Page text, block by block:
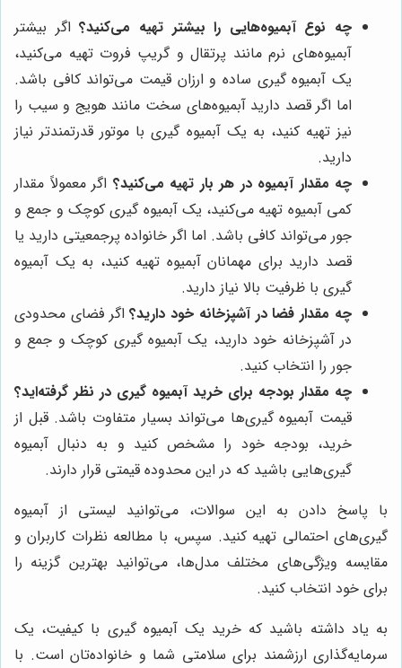
چه نوع آبمیوه‌هایی را بیشتر تهیه می‌کنید؟اگر بیشتر
آبمیوه‌های نرم مانند پرتقال و گریپ فروت تهیه می‌کنید،
یک آبمیوه گیری ساده و ارزان قیمت می‌تواند کافی باشد.
اما اگر قصد دارید آبمیوه‌های سخت مانند هویج و سیب را
نیز تهیه کنید، به یک آبمیوه گیری با موتور قدرتمندتر نیاز
دارید.
چه مقدار آبمیوه در هر بار تهیه می‌کنید؟ اگر معمولاً مقدار
کمی آبمیوه تهیه می‌کنید، یک آبمیوه گیری کوچک و جمع و
جور می‌تواند کافی باشد. اما اگر خانواده پرجمعیتی دارید یا
قصد دارید برای مهمانان آبمیوه تهیه کنید، به یک آبمیوه
گیری با ظرفیت بالا نیاز دارید.
چه مقدار فضا در آشپزخانه خود دارید؟اگر فضای محدودی
در آشپزخانه خود دارید، یک آبمیوه گیری کوچک و جمع و
جور را انتخاب کنید.
چه مقدار بودجه برای خرید آبمیوه گیری در نظر گرفته‌اید؟
قیمت آبمیوه گیری‌ها می‌تواند بسیار متفاوت باشد. قبل از
خرید، بودجه خود را مشخص کنید و به دنبال آبمیوه
گیری‌هایی باشید که در این محدوده قیمتی قرار دارند.
با پاسخ دادن به این سوالات، می‌توانید لیستی از آبمیوه
گیری‌های احتمالی تهیه کنید. سپس، با مطالعه نظرات کاربران و
مقایسه ویژگی‌های مختلف مدل‌ها، می‌توانید بهترین گزینه را
برای خود انتخاب کنید.
به یاد داشته باشید که خرید یک آبمیوه گیری با کیفیت، یک
سرمایه‌گذاری ارزشمند برای سلامتی شما و خانواده‌تان است. با